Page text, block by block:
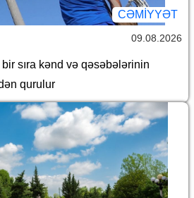
CƏMİYYƏT
09.08.2026
sıra kənd və qəsəbələrinin
qurulur